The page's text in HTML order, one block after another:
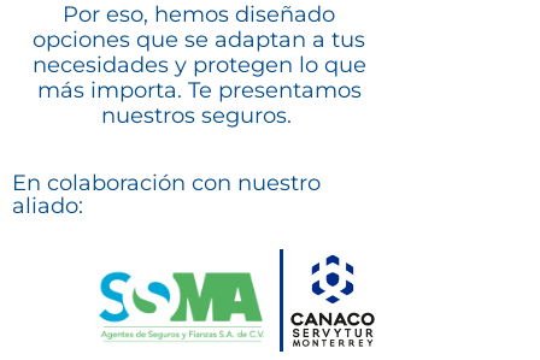
Por eso, hemos diseñado
opciones que se adaptan a tus
necesidades y protegen lo que
más importa. Te presentamos
nuestros seguros.
En colaboración con nuestro
aliado: